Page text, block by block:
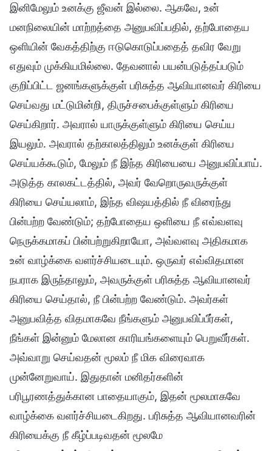
இனிமேலும் உனக்கு ஜீவன் இல்லை. ஆகவே, உன்
மனநிலையின் மாற்றத்தை அனுபவிப்பதில், தற்போதைய
ஒளியின் வேகத்திற்கு ஈடுகொடுப்பதைத் தவிர வேறு
எதுவும் முக்கியமில்லை. தேவனால் பயன்படுத்தப்படும்
குறிப்பிட்ட ஜனங்களுக்குள் பரிசுத்த ஆவியானவர் கிரியை
செய்வது மட்டுமின்றி, திருச்சபைக்குள்ளும் கிரியை
செய்கிறார். அவரால் யாருக்குள்ளும் கிரியை செய்ய
இயலும். அவரால் தற்காலத்திலும் உனக்குள் கிரியை
செய்யக்கூடும், மேலும் நீ இந்த கிரியையை அனுபவிப்பாய்.
அடுத்த காலகட்டத்தில், அவர் வேறொருவருக்குள்
கிரியை செய்யலாம், இந்த விஷயத்தில் நீ விரைந்து
பின்பற்ற வேண்டும்; தற்போதைய ஒளியை நீ எவ்வளவு
நெருக்கமாகப் பின்பற்றுகிறாயோ, அவ்வளவு அதிகமாக
உன் வாழ்க்கை வளர்ச்சியடையும். ஒருவர் எவ்விதமான
நபராக இருந்தாலும், அவருக்குள் பரிசுத்த ஆவியானவர்
கிரியை செய்தால், நீ பின்பற்ற வேண்டும். அவர்கள்
அனுபவித்த விதமாகவே நீங்களும் அனுபவிப்பீர்கள்,
நீங்கள் இன்னும் மேலான காரியங்களையும் பெறுவீர்கள்.
அவ்வாறு செய்வதன் மூலம் நீ மிக விரைவாக
முன்னேறுவாய். இதுதான் மனிதர்களின்
பரிபூரணத்துக்கான பாதையாகும், இதன் மூலமாகவே
வாழ்க்கை வளர்ச்சியடைகிறது. பரிசுத்த ஆவியானவரின்
கிரியைக்கு நீ கீழ்ப்படிவதன் மூலமே